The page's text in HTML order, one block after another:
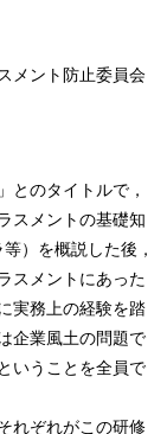
メント防止委員会
とのタイトルで，
スメントの基礎知
）を概説した後，
スメントにあった
実務上の経験を踏
企業風土の問題で
いうことを全員で
れぞれがこの研修